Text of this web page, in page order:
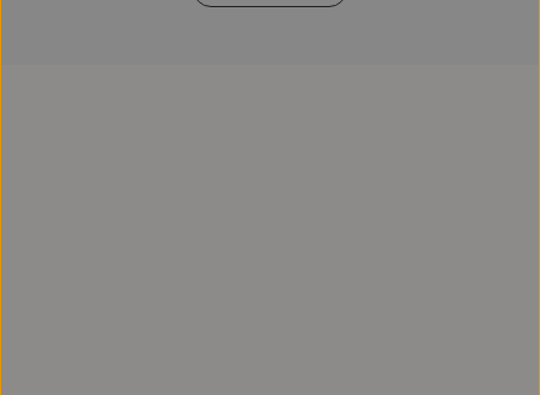
端傳媒特約記者，現為鏡文學文化組採訪主任。關注環境、人